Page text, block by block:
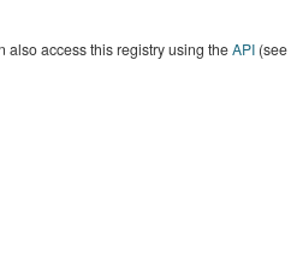
also access this registry using theAPI(see